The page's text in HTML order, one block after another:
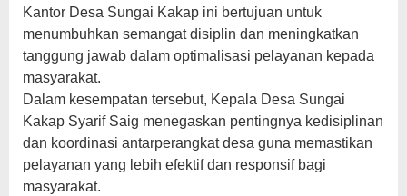
Kantor Desa Sungai Kakap ini bertujuan untuk
menumbuhkan semangat disiplin dan meningkatkan
tanggung jawab dalam optimalisasi pelayanan kepada
masyarakat.
Dalam kesempatan tersebut, Kepala Desa Sungai
Kakap Syarif Saig menegaskan pentingnya kedisiplinan
dan koordinasi antarperangkat desa guna memastikan
pelayanan yang lebih efektif dan responsif bagi
masyarakat.